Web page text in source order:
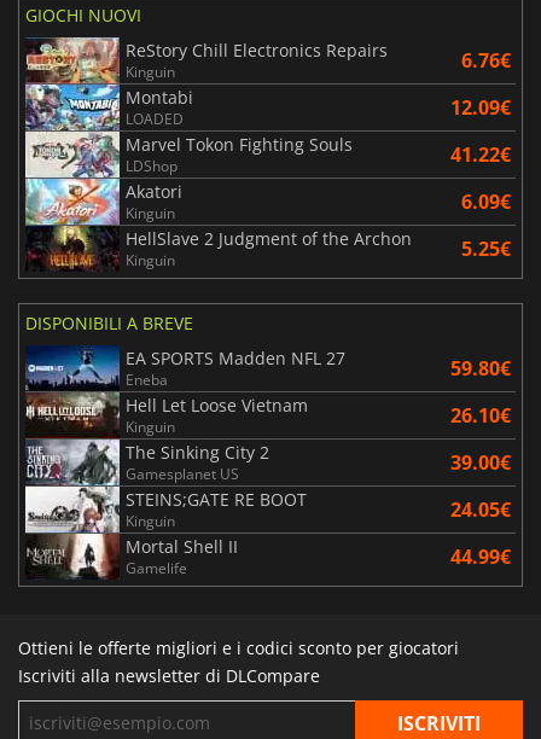
GIOCHI NUOVI
ReStory Chill Electronics Repairs
Kinguin 6.76€
Montabi
LOADED 12.09€
Marvel Tokon Fighting Souls
LDShop 41.22€
Akatori
Kinguin 6.09€
HellSlave 2 Judgment of the Archon
Kinguin 5.25€
DISPONIBILI A BREVE
EA SPORTS Madden NFL 27
Eneba 59.80€
Hell Let Loose Vietnam
Kinguin 26.10€
The Sinking City 2
Gamesplanet US 39.00€
STEINS;GATE RE BOOT
Kinguin 24.05€
Mortal Shell II
Gamelife 44.99€
Ottieni le offerte migliori e i codici sconto per giocatori
Iscriviti alla newsletter di DLCompare